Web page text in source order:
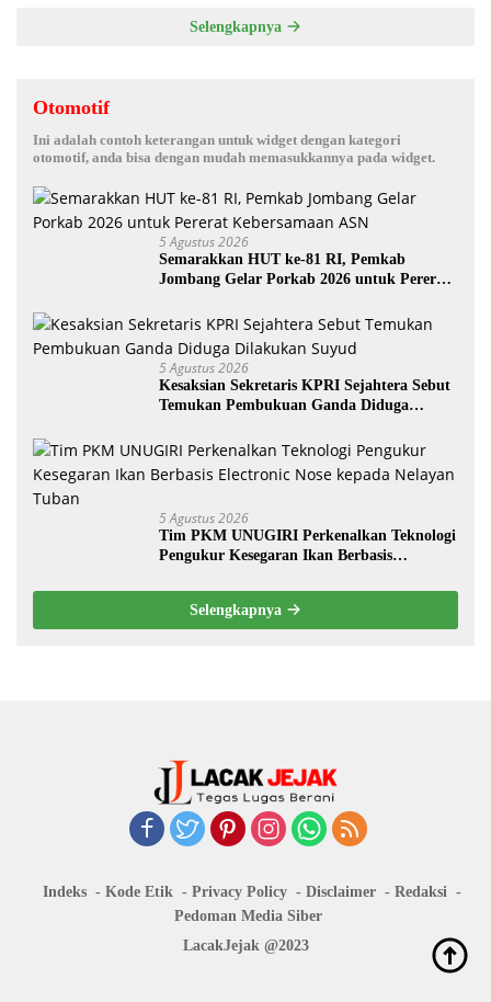
Selengkapnya
Otomotif
Ini adalah contoh keterangan untuk widget dengan kategori
otomotif, anda bisa dengan mudah memasukkannya pada widget.
5 Agustus 2026
Semarakkan HUT ke-81 RI, Pemkab
Jombang Gelar Porkab 2026 untuk Pererat
5 Agustus 2026
Kesaksian Sekretaris KPRI Sejahtera Sebut
Temukan Pembukuan Ganda Diduga
5 Agustus 2026
Tim PKM UNUGIRI Perkenalkan Teknologi
Pengukur Kesegaran Ikan Berbasis
Selengkapnya
Indeks Kode Etik Privacy Policy Disclaimer
Redaksi
Pedoman Media Siber
LacakJejak @2023